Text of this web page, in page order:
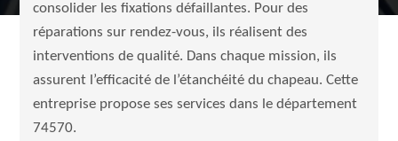
consolider les fixations défaillantes. Pour des
réparations sur rendez-vous, ils réalisent des
interventions de qualité. Dans chaque mission, ils
assurent l’efficacité de l’étanchéité du chapeau. Cette
entreprise propose ses services dans le département
74570.